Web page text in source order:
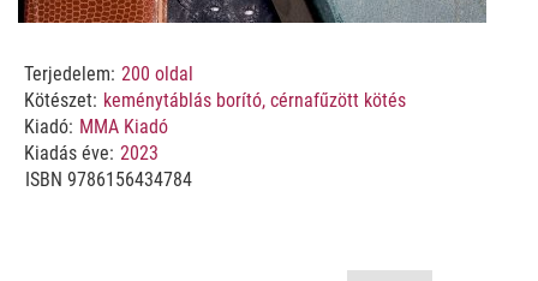
Terjedelem: 200 oldal
Kötészet: keménytáblás borító, cérnafűzött kötés
Kiadó: MMA Kiadó
Kiadás éve: 2023
ISBN 9786156434784